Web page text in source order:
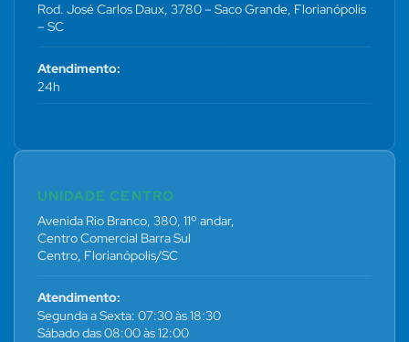
Rod. José Carlos Daux, 3780 – Saco Grande, Florianópolis
– SC
Atendimento:
24h
UNIDADE CENTRO
Avenida Rio Branco, 380, 11º andar,
Centro Comercial Barra Sul
Centro, Florianópolis/SC
Atendimento:
Segunda a Sexta: 07:30 às 18:30
Sábado das 08:00 às 12:00